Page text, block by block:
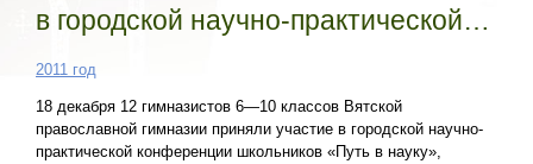
в городской научно-практической…
2011 год
18 декабря 12 гимназистов 6—10 классов Вятской
православной гимназии приняли участие в городской научно-
практической конференции школьников «Путь в науку»,